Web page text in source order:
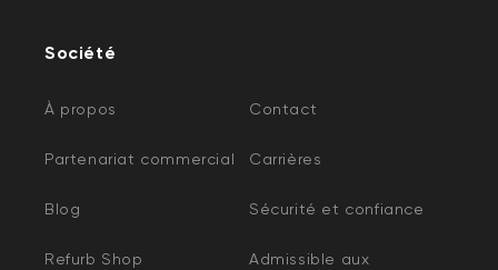
Société
À propos Contact
Partenariat commercial Carrières
Blog Sécurité et confiance
Refurb Shop
Admissible aux